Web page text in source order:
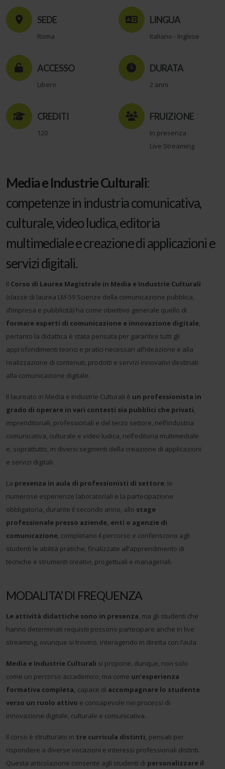
SEDE
Roma
LINGUA
Italiano - Inglese
ACCESSO
Libero
DURATA
2 anni
CREDITI
120
FRUIZIONE
In presenza
Live Streaming
Media e Industrie Culturali:
competenze in industria comunicativa,
culturale, video ludica, editoria
multimediale e creazione di applicazioni e
servizi digitali.
Il Corso di Laurea Magistrale in Media e Industrie Culturali
(classe di laurea LM-59 Scienze della comunicazione pubblica,
d’impresa e pubblicità) ha come obiettivo generale quello di
formare esperti di comunicazione e innovazione digitale,
pertanto la didattica è stata pensata per garantire tutti gli
approfondimenti teorici e pratici necessari all’ideazione e alla
realizzazione di contenuti, prodotti e servizi innovativi destinati
alla comunicazione digitale.
Il laureato in Media e Industrie Culturali è un professionista in
grado di operare in vari contesti sia pubblici che privati,
imprenditoriali, professionali e del terzo settore, nell’industria
comunicativa, culturale e video ludica, nell’editoria multimediale
e, soprattutto, in diversi segmenti della creazione di applicazioni
e servizi digitali.
La presenza in aula di professionisti di settore, le
numerose esperienze laboratoriali e la partecipazione
obbligatoria, durante il secondo anno, allo stage
professionale presso aziende, enti o agenzie di
comunicazione, completano il percorso e conferiscono agli
studenti le abilità pratiche, finalizzate all’apprendimento di
tecniche e strumenti creativi, progettuali e manageriali.
MODALITA’ DI FREQUENZA
Le attività didattiche sono in presenza, ma gli studenti che
hanno determinati requisiti possono partecipare anche in live
streaming, ovunque si trovino, interagendo in diretta con l’aula.
Media e Industrie Culturali si propone, dunque, non solo
come un percorso accademico, ma come un’esperienza
formativa completa, capace di accompagnare lo studente
verso un ruolo attivo e consapevole nei processi di
innovazione digitale, culturale e comunicativa.
Il corso è strutturato in tre curricula distinti, pensati per
rispondere a diverse vocazioni e interessi professionali distinti.
Questa articolazione consente agli studenti di personalizzare il